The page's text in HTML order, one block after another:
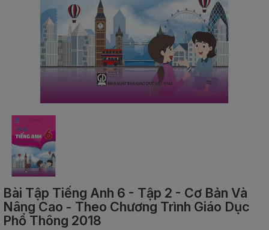
THIẾU
SÁCH
TIẾNG
NGOẠI
NGỮ
VPP
-
ĐỒ
DÙNG
SINH
QUÀ
Bài Tập Tiếng Anh 6 - Tập 2 - Cơ Bản Và
Nâng Cao - Theo Chương Trình Giáo Dục
Phổ Thông 2018